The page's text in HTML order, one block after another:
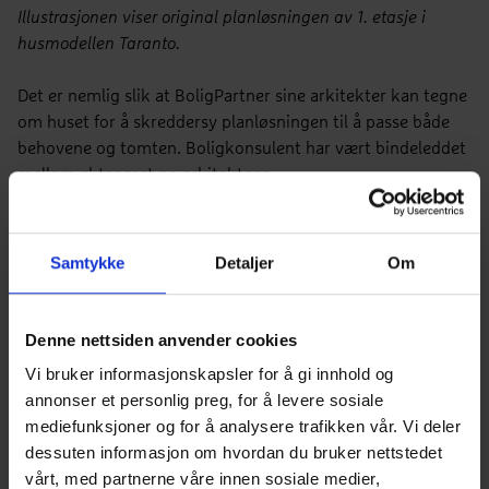
Samtykke Detaljer Om
Denne nettsiden anvender cookies
Vi bruker informasjonskapsler for å gi innhold og
annonser et personlig preg, for å levere sosiale
mediefunksjoner og for å analysere trafikken vår. Vi deler
dessuten informasjon om hvordan du bruker nettstedet
vårt, med partnerne våre innen sosiale medier,
Illustrasjonen viser original planløsningen av 1. etasje i
husmodellen Taranto.
Det er nemlig slik at BoligPartner sine arkitekter kan tegne
om huset for å skreddersy planløsningen til å passe både
behovene og tomten. Boligkonsulent har vært bindeleddet
mellom ekteparet og arkitektene.
to bad og vaskerom. I tillegg har det vært viktig med en
på og gjøre om, sier Monica.